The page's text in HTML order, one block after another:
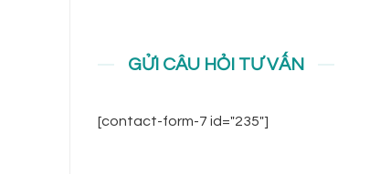
GỬI CÂU HỎI TƯ VẤN
[contact-form-7 id="235"]